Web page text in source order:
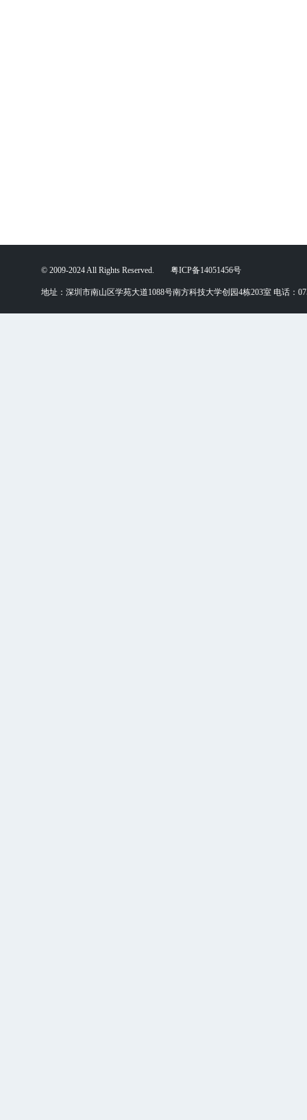
© 2009-2024 All Rights Reserved. 粤ICP备14051456号
地址：深圳市南山区学苑大道1088号南方科技大学创园4栋203室 电话：